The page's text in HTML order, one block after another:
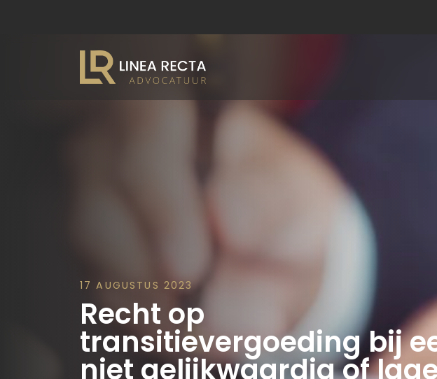
17 AUGUSTUS 2023
Recht op
transitievergoeding bij
niet gelijkwaardig of